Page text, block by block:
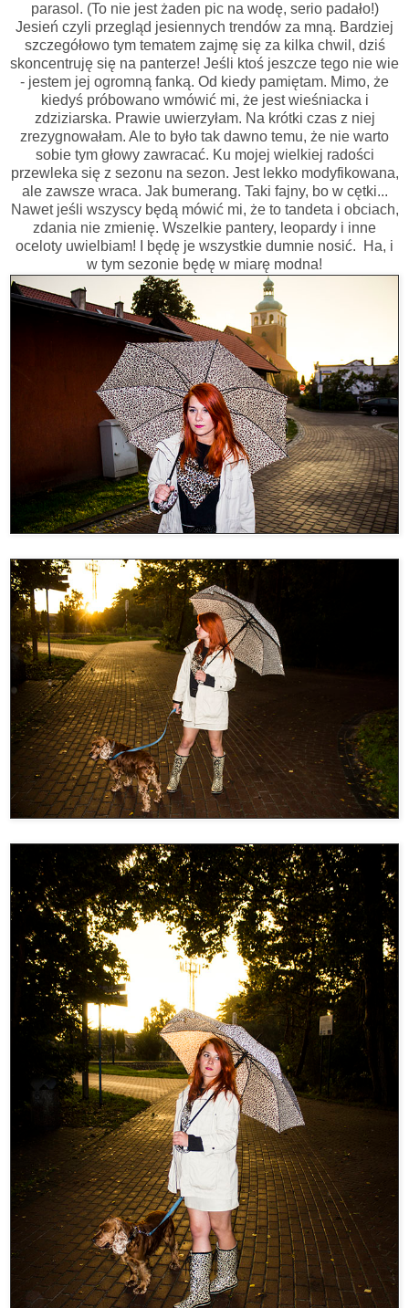
parasol. (To nie jest żaden pic na wodę, serio padało!)
Jesień czyli przegląd jesiennych trendów za mną. Bardziej
szczegółowo tym tematem zajmę się za kilka chwil, dziś
skoncentruję się na panterze! Jeśli ktoś jeszcze tego nie wie
- jestem jej ogromną fanką. Od kiedy pamiętam. Mimo, że
kiedyś próbowano wmówić mi, że jest wieśniacka i
zdziziarska. Prawie uwierzyłam. Na krótki czas z niej
zrezygnowałam. Ale to było tak dawno temu, że nie warto
sobie tym głowy zawracać. Ku mojej wielkiej radości
przewleka się z sezonu na sezon. Jest lekko modyfikowana,
ale zawsze wraca. Jak bumerang. Taki fajny, bo w cętki...
Nawet jeśli wszyscy będą mówić mi, że to tandeta i obciach,
zdania nie zmienię. Wszelkie pantery, leopardy i inne
oceloty uwielbiam! I będę je wszystkie dumnie nosić. Ha, i
w tym sezonie będę w miarę modna!